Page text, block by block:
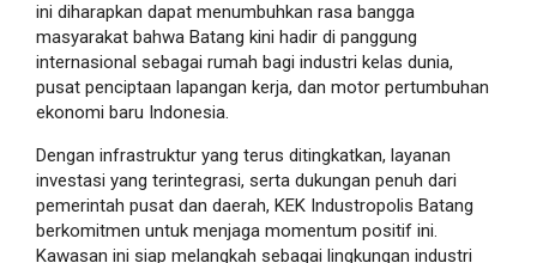
ini diharapkan dapat menumbuhkan rasa bangga
masyarakat bahwa Batang kini hadir di panggung
internasional sebagai rumah bagi industri kelas dunia,
pusat penciptaan lapangan kerja, dan motor pertumbuhan
ekonomi baru Indonesia.
Dengan infrastruktur yang terus ditingkatkan, layanan
investasi yang terintegrasi, serta dukungan penuh dari
pemerintah pusat dan daerah, KEK Industropolis Batang
berkomitmen untuk menjaga momentum positif ini.
Kawasan ini siap melangkah sebagai lingkungan industri